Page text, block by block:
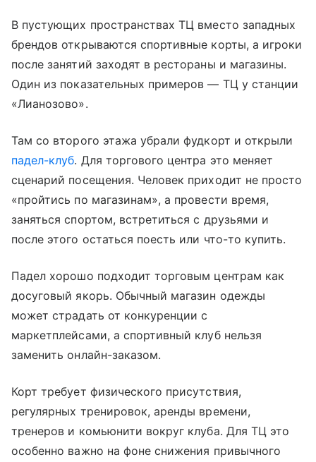
В пустующих пространствах ТЦ вместо западных
брендов открываются спортивные корты, а игроки
после занятий заходят в рестораны и магазины.
Один из показательных примеров — ТЦ у станции
«Лианозово».
Там со второго этажа убрали фудкорт и открыли
падел-клуб. Для торгового центра это меняет
сценарий посещения. Человек приходит не просто
«пройтись по магазинам», а провести время,
заняться спортом, встретиться с друзьями и
после этого остаться поесть или что-то купить.
Падел хорошо подходит торговым центрам как
досуговый якорь. Обычный магазин одежды
может страдать от конкуренции с
маркетплейсами, а спортивный клуб нельзя
заменить онлайн-заказом.
Корт требует физического присутствия,
регулярных тренировок, аренды времени,
тренеров и комьюнити вокруг клуба. Для ТЦ это
особенно важно на фоне снижения привычного